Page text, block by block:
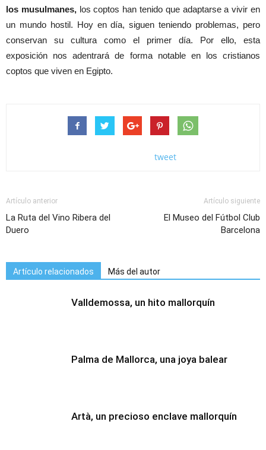
los musulmanes,los coptos han tenido que adaptarse a vivir en
un mundo hostil. Hoy en día, siguen teniendo problemas, pero
conservan su cultura como el primer día. Por ello, esta
exposición nos adentrará de forma notable en los cristianos
coptos que viven en Egipto.
tweet
Artículo anterior
La Ruta del Vino Ribera del
Duero
Artículo siguiente
El Museo del Fútbol Club
Barcelona
Artículo relacionados Más del autor
Valldemossa, un hito mallorquín
Palma de Mallorca, una joya balear
Artà, un precioso enclave mallorquín